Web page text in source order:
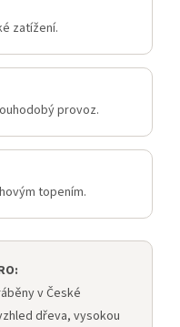
zatížení.
provoz.
topením.
v České
dřeva, vysokou